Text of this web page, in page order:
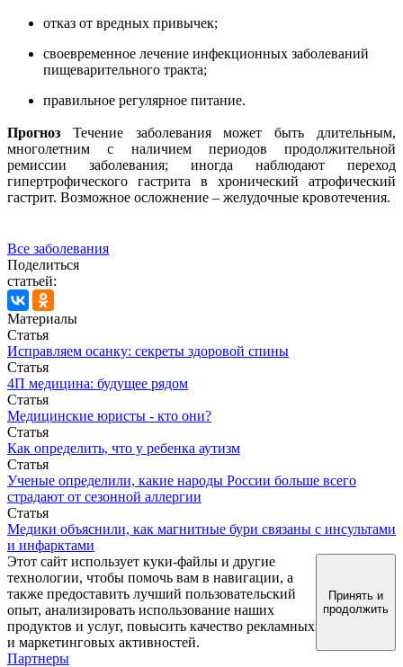
отказ от вредных привычек;
своевременное лечение инфекционных заболеваний
пищеварительного тракта;
правильное регулярное питание.
Прогноз Течение заболевания может быть длительным,
многолетним с наличием периодов продолжительной
ремиссии заболевания; иногда наблюдают переход
гипертрофического гастрита в хронический атрофический
гастрит. Возможное осложнение – желудочные кровотечения.
Все заболевания
Поделиться
статьей:
Материалы
Статья
Исправляем осанку: секреты здоровой спины
Статья
4П медицина: будущее рядом
Статья
Медицинские юристы - кто они?
Статья
Как определить, что у ребенка аутизм
Статья
Ученые определили, какие народы России больше всего
страдают от сезонной аллергии
Статья
Медики объяснили, как магнитные бури связаны с инсультами
и инфарктами
Этот сайт использует куки-файлы и другие
технологии, чтобы помочь вам в навигации, а
также предоставить лучший пользовательский
опыт, анализировать использование наших
продуктов и услуг, повысить качество рекламных
и маркетинговых активностей.
Принять и
продолжить
Партнеры